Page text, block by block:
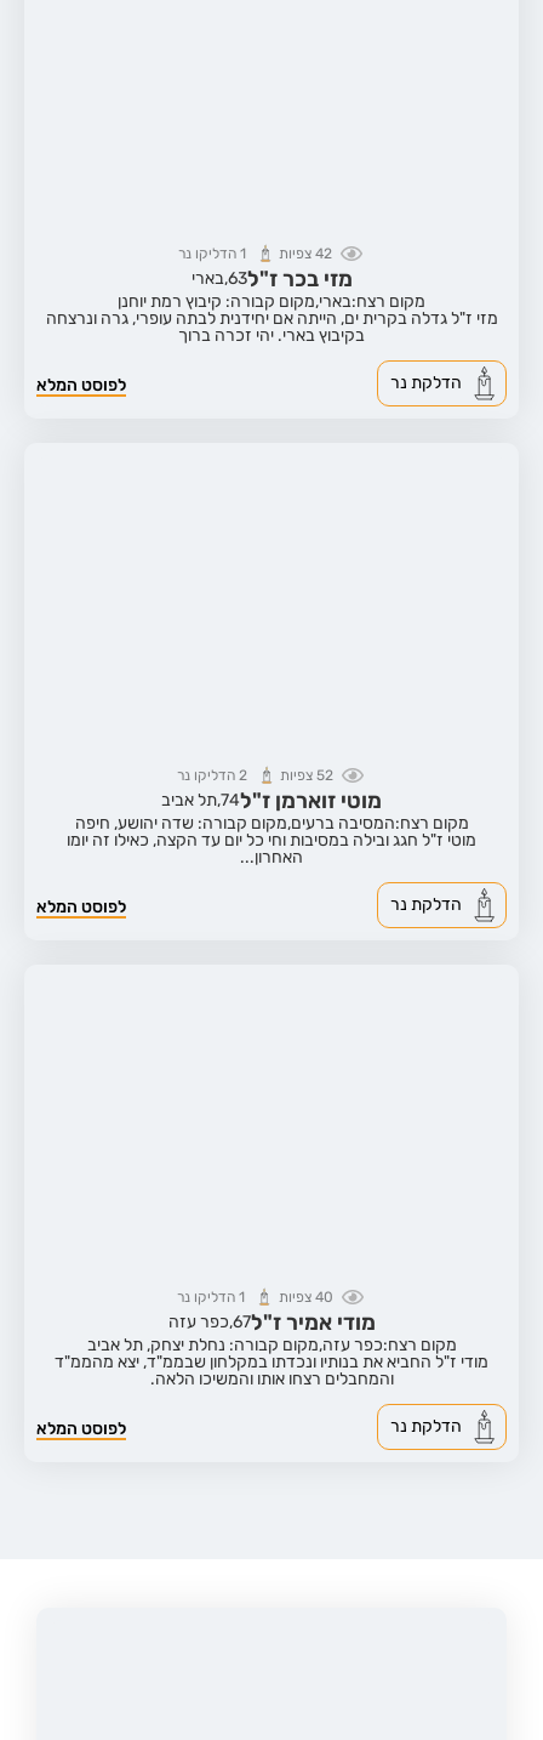
42 צפיות 1 הדליקו נר
מזי בכר ז"ל63,בארי
מקום רצח:בארי,מקום קבורה: קיבוץ רמת יוחנן
מזי ז"ל גדלה בקרית ים, הייתה אם יחידנית לבתה עופרי, גרה ונרצחה
בקיבוץ בארי. יהי זכרה ברוך
לפוסט המלא הדלקת נר
52 צפיות 2 הדליקו נר
מוטי זוארמן ז"ל74,תל אביב
מקום רצח:המסיבה ברעים,מקום קבורה: שדה יהושע, חיפה
מוטי ז"ל חגג ובילה במסיבות וחי כל יום עד הקצה, כאילו זה יומו
האחרון...
לפוסט המלא הדלקת נר
40 צפיות 1 הדליקו נר
מודי אמיר ז"ל67, כפר עזה
מקום רצח:כפר עזה,מקום קבורה: נחלת יצחק, תל אביב
מודי ז"ל החביא את בנותיו ונכדתו במקלחון שבממ"ד, יצא מהממ"ד
והמחבלים רצחו אותו והמשיכו הלאה.
לפוסט המלא הדלקת נר